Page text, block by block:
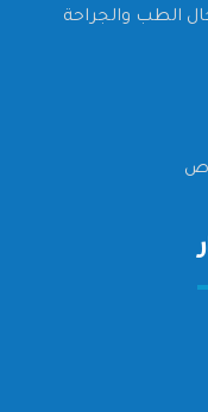
الطب والجراحة